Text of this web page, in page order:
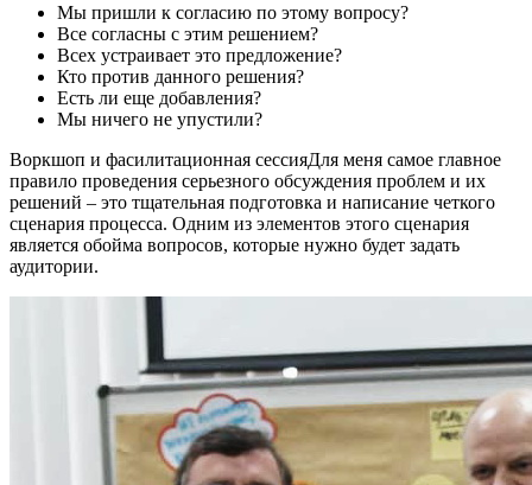
Мы пришли к согласию по этому вопросу?
Все согласны с этим решением?
Всех устраивает это предложение?
Кто против данного решения?
Есть ли еще добавления?
Мы ничего не упустили?
Воркшоп и фасилитационная сессияДля меня самое главное
правило проведения серьезного обсуждения проблем и их
решений – это тщательная подготовка и написание четкого
сценария процесса. Одним из элементов этого сценария
является обойма вопросов, которые нужно будет задать
аудитории.